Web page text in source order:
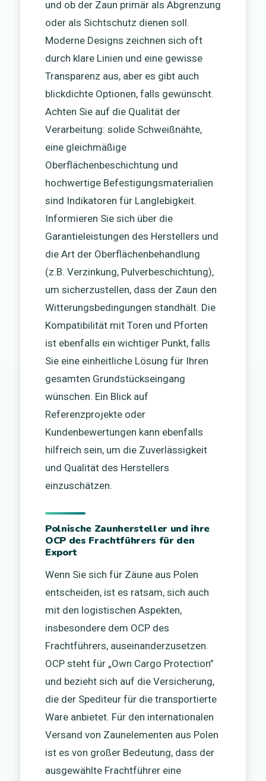
und ob der Zaun primär als Abgrenzung
oder als Sichtschutz dienen soll.
Moderne Designs zeichnen sich oft
durch klare Linien und eine gewisse
Transparenz aus, aber es gibt auch
blickdichte Optionen, falls gewünscht.
Achten Sie auf die Qualität der
Verarbeitung: solide Schweißnähte,
eine gleichmäßige
Oberflächenbeschichtung und
hochwertige Befestigungsmaterialien
sind Indikatoren für Langlebigkeit.
Informieren Sie sich über die
Garantieleistungen des Herstellers und
die Art der Oberflächenbehandlung
(z.B. Verzinkung, Pulverbeschichtung),
um sicherzustellen, dass der Zaun den
Witterungsbedingungen standhält. Die
Kompatibilität mit Toren und Pforten
ist ebenfalls ein wichtiger Punkt, falls
Sie eine einheitliche Lösung für Ihren
gesamten Grundstückseingang
wünschen. Ein Blick auf
Referenzprojekte oder
Kundenbewertungen kann ebenfalls
hilfreich sein, um die Zuverlässigkeit
und Qualität des Herstellers
einzuschätzen.
Polnische Zaunhersteller und ihre
OCP des Frachtführers für den
Export
Wenn Sie sich für Zäune aus Polen
entscheiden, ist es ratsam, sich auch
mit den logistischen Aspekten,
insbesondere dem OCP des
Frachtführers, auseinanderzusetzen.
OCP steht für „Own Cargo Protection”
und bezieht sich auf die Versicherung,
die der Spediteur für die transportierte
Ware anbietet. Für den internationalen
Versand von Zaunelementen aus Polen
ist es von großer Bedeutung, dass der
ausgewählte Frachtführer eine